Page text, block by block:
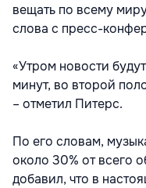
вещать по всему
слова с пресс-
«Утром новости
минут, во второй
– отметил Питерс.
По его словам,
около 30% от всего
добавил, что в